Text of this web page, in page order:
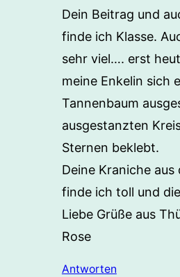
Dein Beitrag und
finde ich Klasse.
sehr viel…. erst
meine Enkelin sich
Tannenbaum
ausgestanzten
Sternen beklebt.
Deine Kraniche
finde ich toll und
Liebe Grüße aus
Rose
Antworten